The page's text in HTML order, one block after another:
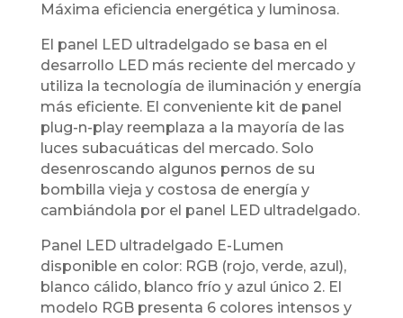
Máxima eficiencia energética y luminosa.
El panel LED ultradelgado se basa en el
desarrollo LED más reciente del mercado y
utiliza la tecnología de iluminación y energía
más eficiente. El conveniente kit de panel
plug-n-play reemplaza a la mayoría de las
luces subacuáticas del mercado. Solo
desenroscando algunos pernos de su
bombilla vieja y costosa de energía y
cambiándola por el panel LED ultradelgado.
Panel LED ultradelgado E-Lumen
disponible en color: RGB (rojo, verde, azul),
blanco cálido, blanco frío y azul único 2. El
modelo RGB presenta 6 colores intensos y